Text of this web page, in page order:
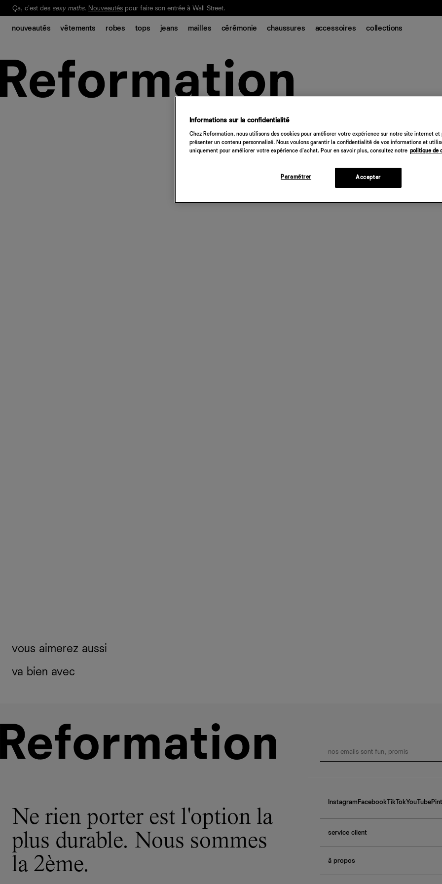
Notre Bilan Responsable 2025 est ici. Lisez-le
Ça, c'est des sexy maths. Nouveautés pour faire son entrée à Wall Street.
nouveautés vêtements robes tops jeans mailles cérémonie chaussures accessoires collections
vous aimerez aussi
va bien avec
Ne rien porter est l'option la
plus durable. Nous sommes
la 2ème.
Instagram FacebookTikTokYouTube
service client
contactez-nous
guide des tailles
à propos
Informations sur la confidentialité
Chez Reformation, nous utilisons des cookies pour améliorer votre expérience sur notre site internet et
présenter un contenu personnalisé. Nous voulons garantir la confidentialité de vos informations et
uniquement pour améliorer votre expérience d'achat. Pour en savoir plus, consultez notre politique de
Paramétrer Accepter